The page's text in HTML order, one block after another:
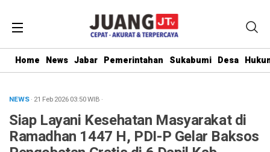
Home News Jabar Pemerintahan Sukabumi Desa
NEWS· 21 Feb 202603:50WIB ·
Siap Layani Kesehatan Masyarakat di
Ramadhan 1447 H, PDI-P Gelar Baksos